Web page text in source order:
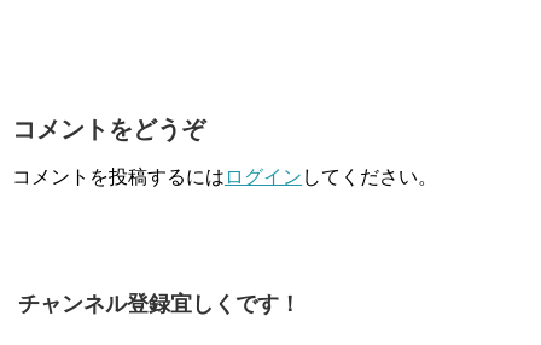
コメントをどうぞ
コメントを投稿するには ログイン してください。
チャンネル登録宜しくです！